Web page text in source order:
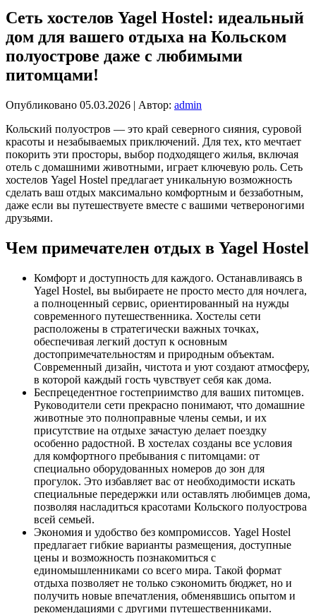
Сеть хостелов Yagel Hostel: идеальный
дом для вашего отдыха на Кольском
полуострове даже с любимыми
питомцами!
Опубликовано 05.03.2026 | Автор: admin
Кольский полуостров — это край северного сияния, суровой
красоты и незабываемых приключений. Для тех, кто мечтает
покорить эти просторы, выбор подходящего жилья, включая
отель с домашними животными, играет ключевую роль. Сеть
хостелов Yagel Hostel предлагает уникальную возможность
сделать ваш отдых максимально комфортным и беззаботным,
даже если вы путешествуете вместе с вашими четвероногими
друзьями.
Чем примечателен отдых в Yagel Hostel
Комфорт и доступность для каждого. Останавливаясь в
Yagel Hostel, вы выбираете не просто место для ночлега,
а полноценный сервис, ориентированный на нужды
современного путешественника. Хостелы сети
расположены в стратегически важных точках,
обеспечивая легкий доступ к основным
достопримечательностям и природным объектам.
Современный дизайн, чистота и уют создают атмосферу,
в которой каждый гость чувствует себя как дома.
Беспрецедентное гостеприимство для ваших питомцев.
Руководители сети прекрасно понимают, что домашние
животные это полноправные члены семьи, и их
присутствие на отдыхе зачастую делает поездку
особенно радостной. В хостелах созданы все условия
для комфортного пребывания с питомцами: от
специально оборудованных номеров до зон для
прогулок. Это избавляет вас от необходимости искать
специальные передержки или оставлять любимцев дома,
позволяя насладиться красотами Кольского полуострова
всей семьей.
Экономия и удобство без компромиссов. Yagel Hostel
предлагает гибкие варианты размещения, доступные
цены и возможность познакомиться с
единомышленниками со всего мира. Такой формат
отдыха позволяет не только сэкономить бюджет, но и
получить новые впечатления, обменявшись опытом и
рекомендациями с другими путешественниками.